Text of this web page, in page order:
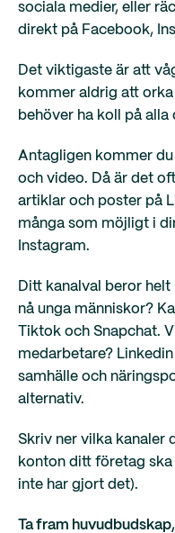
sociala medier, eller
direkt på Facebook,
Det viktigaste är att
kommer aldrig att
behöver ha koll på alla
Antagligen kommer
och video. Då är det
artiklar och poster på
många som möjligt i
Instagram.
Ditt kanalval beror helt
nå unga människor?
Tiktok och Snapchat.
medarbetare?
samhälle och
alternativ.
Skriv ner vilka kanaler
konton ditt företag
inte har gjort det).
Ta fram